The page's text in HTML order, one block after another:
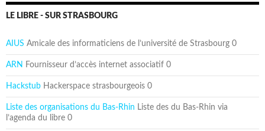
LE LIBRE - SUR STRASBOURG
AIUS Amicale des informaticiens de l’université de Strasbourg 0
ARN Fournisseur d’accès internet associatif 0
Hackstub Hackerspace strasbourgeois 0
Liste des organisations du Bas-Rhin Liste des du Bas-Rhin via
l’agenda du libre 0